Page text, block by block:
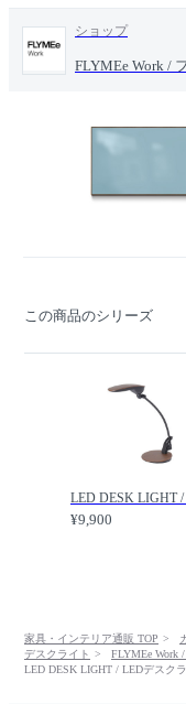
ショップ
FLYMEe Work /
この商品のシリーズ
¥9,900
家具・インテリア通販 TOP
デスクライト
FLYMEe Work
LED DESK LIGHT / LEDデスク